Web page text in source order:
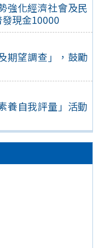
強化經濟社會及民
現金10000
期望調查」，鼓勵
養自我評量」活動